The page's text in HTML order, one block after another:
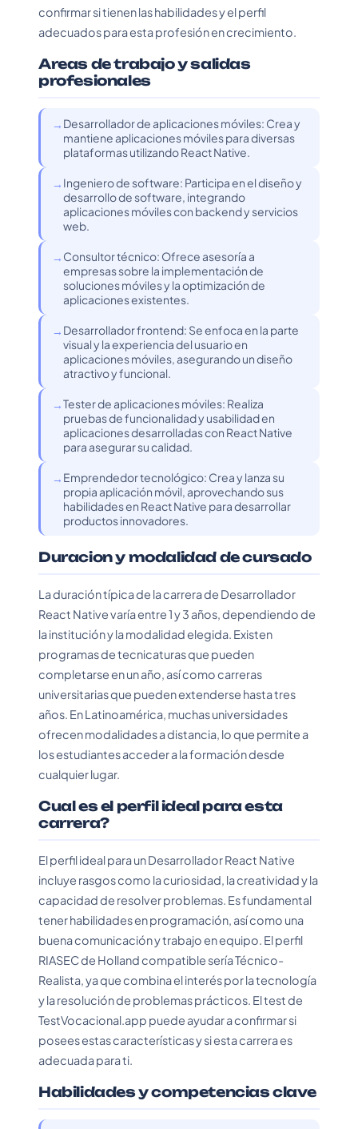
confirmar si tienen las habilidades y el perfil
adecuados para esta profesión en crecimiento.
Areas de trabajo y salidas
profesionales
Desarrollador de aplicaciones móviles: Crea y
mantiene aplicaciones móviles para diversas
plataformas utilizando React Native.
Ingeniero de software: Participa en el diseño y
desarrollo de software, integrando
aplicaciones móviles con backend y servicios
web.
Consultor técnico: Ofrece asesoría a
empresas sobre la implementación de
soluciones móviles y la optimización de
aplicaciones existentes.
Desarrollador frontend: Se enfoca en la parte
visual y la experiencia del usuario en
aplicaciones móviles, asegurando un diseño
atractivo y funcional.
Tester de aplicaciones móviles: Realiza
pruebas de funcionalidad y usabilidad en
aplicaciones desarrolladas con React Native
para asegurar su calidad.
Emprendedor tecnológico: Crea y lanza su
propia aplicación móvil, aprovechando sus
habilidades en React Native para desarrollar
productos innovadores.
Duracion y modalidad de cursado
La duración típica de la carrera de Desarrollador
React Native varía entre 1 y 3 años, dependiendo de
la institución y la modalidad elegida. Existen
programas de tecnicaturas que pueden
completarse en un año, así como carreras
universitarias que pueden extenderse hasta tres
años. En Latinoamérica, muchas universidades
ofrecen modalidades a distancia, lo que permite a
los estudiantes acceder a la formación desde
cualquier lugar.
Cual es el perfil ideal para esta
carrera?
El perfil ideal para un Desarrollador React Native
incluye rasgos como la curiosidad, la creatividad y la
capacidad de resolver problemas. Es fundamental
tener habilidades en programación, así como una
buena comunicación y trabajo en equipo. El perfil
RIASEC de Holland compatible sería Técnico-
Realista, ya que combina el interés por la tecnología
y la resolución de problemas prácticos. El test de
TestVocacional.app puede ayudar a confirmar si
posees estas características y si esta carrera es
adecuada para ti.
Habilidades y competencias clave